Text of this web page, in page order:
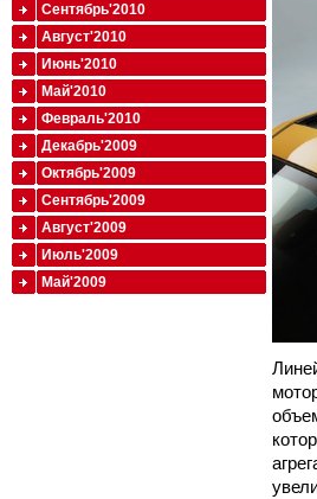
Сентябрь'2010
Август'2010
Июнь'2010
Май'2010
Февраль'2010
Декабрь'2009
Октябрь'2009
Сентябрь'2009
Август'2009
Июль'2009
Май'2009